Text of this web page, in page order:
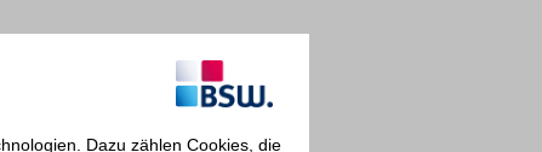
Dazu zählen Cookies, die